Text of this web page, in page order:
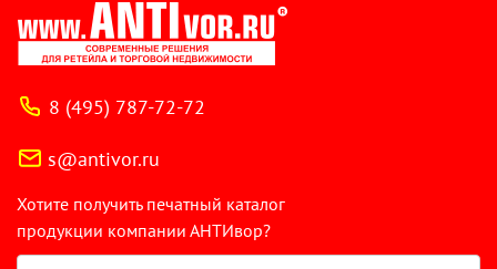
8 (495) 787-72-72
s@antivor.ru
Хотите получить печатный каталог
продукции компании АНТИвор?